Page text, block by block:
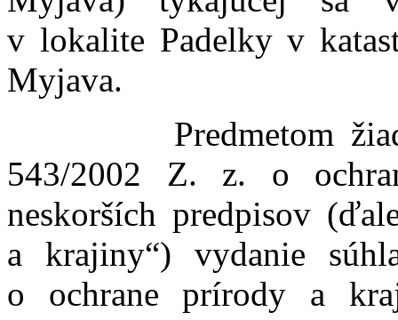
v lokalite Padelky v
Myjava.
Predmetom
543/2002 Z. z. o
neskorších predpisov
a krajiny“) vydanie
o ochrane prírody a